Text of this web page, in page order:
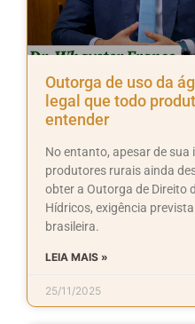
Outorga de uso da
legal que todo
entender
No entanto, apesar de
produtores rurais ainda
obter a Outorga de Direito
Hídricos, exigência
brasileira.
LEIA MAIS »
25/11/2025